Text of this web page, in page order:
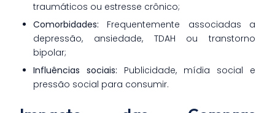
traumáticos ou estresse crônico;
Comorbidades: Frequentemente associadas a
depressão, ansiedade, TDAH ou transtorno
bipolar;
Influências sociais: Publicidade, mídia social e
pressão social para consumir.